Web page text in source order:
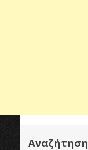
Αναζήτηση